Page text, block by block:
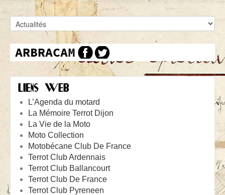
LIENS WEB
L’Agenda du motard
La Mémoire Terrot Dijon
La Vie de la Moto
Moto Collection
Motobécane Club De France
Terrot Club Ardennais
Terrot Club Ballancourt
Terrot Club De France
Terrot Club Pyreneen